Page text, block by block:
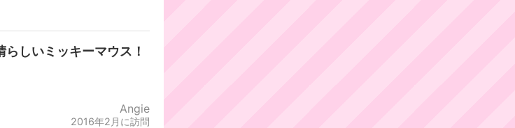
しいミッキーマウス！
Angie
2016年2月に訪問